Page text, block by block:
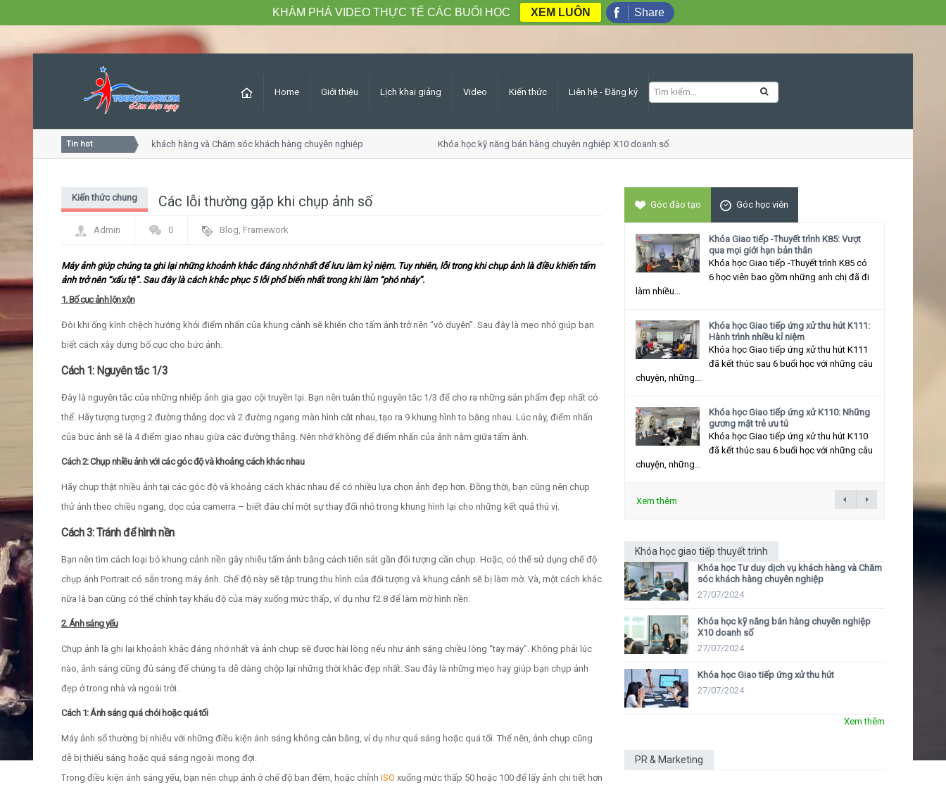
Home Giới thiệu Lịch khai giảng Video Kiến thức Liên hệ - Đăng ký
Tin hot
Khóa học Tư duy dịch vụ khách hàng và Chăm sóc khách hàng chuyên nghiệp Khóa học kỹ năng bán hàng chuyên nghiệp X10 doanh số
Các lỗi thường gặp khi chụp ảnh số
Kiến thức chung
Admin 0 Blog, Framework
Máy ảnh giúp chúng ta ghi lại những khoảnh khắc đáng nhớ nhất để lưu làm kỷ niệm. Tuy nhiên, lỗi trong khi chụp ảnh là điều khiến tấm
ảnh trở nên “xấu tệ”. Sau đây là cách khắc phục 5 lỗi phổ biến nhất trong khi làm “phó nháy”.
1. Bố cục ảnh lộn xộn
Đôi khi ống kính chệch hướng khỏi điểm nhấn của khung cảnh sẽ khiến cho tấm ảnh trở nên “vô duyên”. Sau đây là mẹo nhỏ giúp bạn
biết cách xây dựng bố cục cho bức ảnh.
Cách 1: Nguyên tắc 1/3
Đây là nguyên tắc của những nhiếp ảnh gia gạo cội truyền lại. Bạn nên tuân thủ nguyên tắc 1/3 để cho ra những sản phẩm đẹp nhất có
thể. Hãy tượng tượng 2 đường thẳng dọc và 2 đường ngang màn hình cắt nhau, tạo ra 9 khung hình to bằng nhau. Lúc này, điểm nhấn
của bức ảnh sẽ là 4 điểm giao nhau giữa các đường thẳng. Nên nhớ không để điểm nhấn của ảnh nằm giữa tấm ảnh.
Cách 2: Chụp nhiều ảnh với các góc độ và khoảng cách khác nhau
Hãy chụp thật nhiều ảnh tại các góc độ và khoảng cách khác nhau để có nhiều lựa chọn ảnh đẹp hơn. Đồng thời, bạn cũng nên chụp
thử ảnh theo chiều ngang, dọc của camerra – biết đâu chỉ một sự thay đổi nhỏ trong khung hình lại cho những kết quả thú vị.
Cách 3: Tránh để hình nền
Bạn nên tìm cách loại bỏ khung cảnh nền gây nhiễu tấm ảnh bằng cách tiến sát gần đối tượng cần chụp. Hoặc, có thể sử dụng chế độ
chụp ảnh Portrait có sẵn trong máy ảnh. Chế độ này sẽ tập trung thu hình của đối tượng và khung cảnh sẽ bị làm mờ. Và, một cách khác
nữa là bạn cũng có thể chỉnh tay khẩu độ của máy xuống mức thấp, ví dụ như f2.8 để làm mờ hình nền.
2. Ánh sáng yếu
Chụp ảnh là ghi lại khoảnh khắc đáng nhớ nhất và ảnh chụp sẽ được hài lòng nếu như ánh sáng chiều lòng “tay máy”. Không phải lúc
nào, ảnh sáng cũng đủ sáng để chúng ta dễ dàng chộp lại những thời khắc đẹp nhất. Sau đây là những mẹo hay giúp bạn chụp ảnh
đẹp ở trong nhà và ngoài trời.
Cách 1: Ánh sáng quá chói hoặc quá tối
Máy ảnh số thường bị nhiễu với những điều kiện ánh sáng không cân bằng, ví dụ như quá sáng hoặc quá tối. Thế nên, ảnh chụp cũng
dễ bị thiếu sáng hoặc quá sáng ngoài mong đợi.
Trong điều kiện ánh sáng yếu, bạn nên chụp ảnh ở chế độ ban đêm, hoặc chỉnh ISO xuống mức thấp 50 hoặc 100 để lấy ảnh chi tiết hơn
Góc đào tạo Góc học viên
Khóa Giao tiếp -Thuyết trình K85: Vượt
qua mọi giới hạn bản thân
Khóa học Giao tiếp -Thuyết trình K85 có
6 học viên bao gồm những anh chị đã đi
làm nhiều...
Khóa học Giao tiếp ứng xử thu hút K111:
Hành trình nhiều kỉ niệm
Khóa học Giao tiếp ứng xử thu hút K111
đã kết thúc sau 6 buổi học với những câu
chuyện, những...
Khóa học Giao tiếp ứng xử K110: Những
gương mặt trẻ ưu tú
Khóa học Giao tiếp ứng xử thu hút K110
đã kết thúc sau 6 buổi học với những câu
chuyện, những...
Xem thêm
Khóa học giao tiếp thuyết trình
Khóa học Tư duy dịch vụ khách hàng và Chăm
sóc khách hàng chuyên nghiệp
27/07/2024
Khóa học kỹ năng bán hàng chuyên nghiệp
X10 doanh số
27/07/2024
Khóa học Giao tiếp ứng xử thu hút
27/07/2024
Xem thêm
PR & Marketing
KHÁM PHÁ VIDEO THỰC TẾ CÁC BUỔI HỌC XEM LUÔN Share